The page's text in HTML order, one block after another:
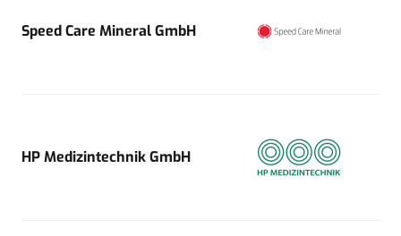
Speed Care Mineral GmbH
HP Medizintechnik GmbH